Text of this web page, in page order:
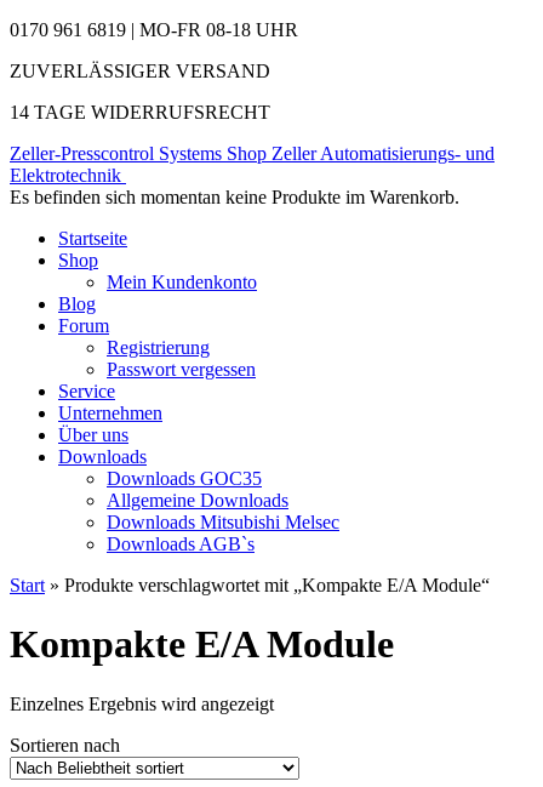
0170 961 6819 | MO-FR 08-18 UHR
ZUVERLÄSSIGER VERSAND
14 TAGE WIDERRUFSRECHT
Zeller-Presscontrol Systems Shop Zeller Automatisierungs- und
Elektrotechnik
Es befinden sich momentan keine Produkte im Warenkorb.
Startseite
Shop
Mein Kundenkonto
Blog
Forum
Registrierung
Passwort vergessen
Service
Unternehmen
Über uns
Downloads
Downloads GOC35
Allgemeine Downloads
Downloads Mitsubishi Melsec
Downloads AGB`s
Start » Produkte verschlagwortet mit „Kompakte E/A Module“
Kompakte E/A Module
Einzelnes Ergebnis wird angezeigt
Sortieren nach